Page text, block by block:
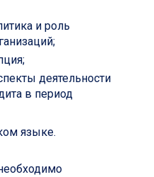
и роль
деятельности
в период
языке.